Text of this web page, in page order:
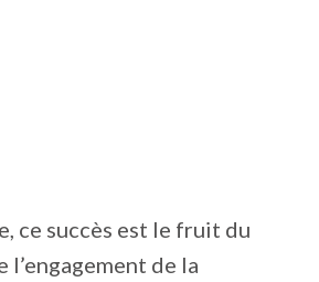
ce succès est le fruit du
l’engagement de la